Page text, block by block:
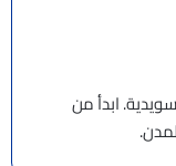
ابدأ من